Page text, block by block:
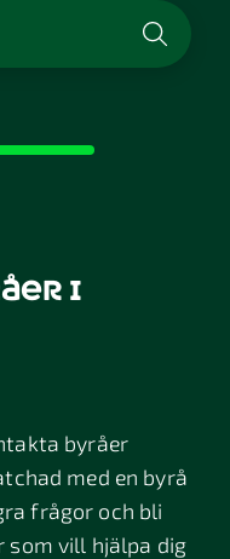
i
byråer
med en byrå
frågor och bli
som vill hjälpa dig